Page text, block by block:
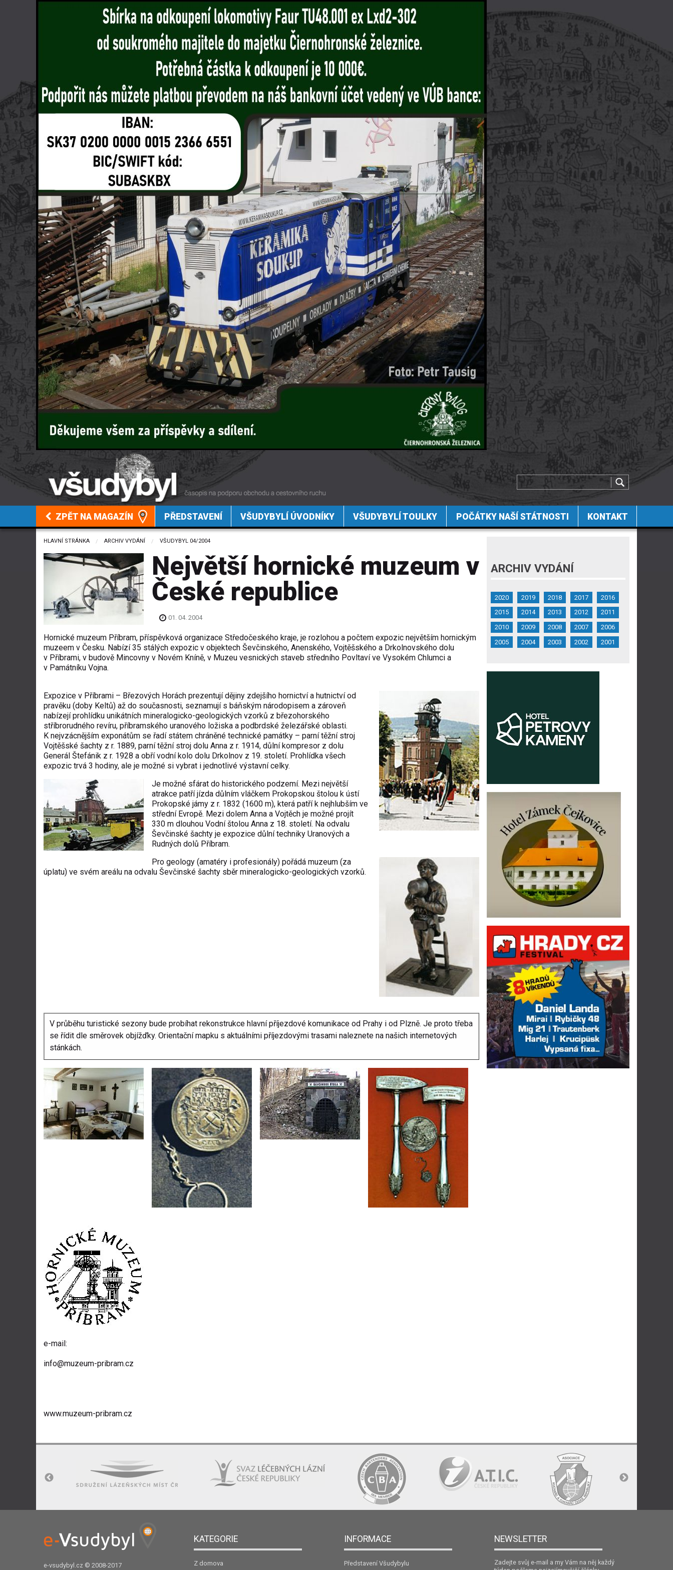
ZPĚT NA MAGAZÍN PŘEDSTAVENÍ VŠUDYBYLÍ ÚVODNÍKY VŠUDYBYLÍ TOULKY POČÁTKY NAŠÍ STÁTNOSTI KONTAKT
HLAVNÍ STRÁNKA ARCHIV VYDÁNÍ VŠUDYBYL 04/2004
Největší hornické muzeum v
České republice
01. 04. 2004
Hornické muzeum Příbram, příspěvková organizace Středočeského kraje, je rozlohou a počtem expozic největším hornickým
muzeem v Česku. Nabízí 35 stálých expozic v objektech Ševčinského, Anenského, Vojtěšského a Drkolnovského dolu
v Příbrami, v budově Mincovny v Novém Kníně, v Muzeu vesnických staveb středního Povltaví ve Vysokém Chlumci a
v Památníku Vojna.
Expozice v Příbrami – Březových Horách prezentují dějiny zdejšího hornictví a hutnictví od
pravěku (doby Keltů) až do současnosti, seznamují s báňským národopisem a zároveň
nabízejí prohlídku unikátních mineralogicko-geologických vzorků z březohorského
stříbrorudného revíru, příbramského uranového ložiska a podbrdské železářské oblasti.
K nejvzácnějším exponátům se řadí státem chráněné technické památky – parní těžní stroj
Vojtěšské šachty z r. 1889, parní těžní stroj dolu Anna z r. 1914, důlní kompresor z dolu
Generál Štefánik z r. 1928 a obří vodní kolo dolu Drkolnov z 19. století. Prohlídka všech
expozic trvá 3 hodiny, ale je možné si vybrat i jednotlivé výstavní celky.
Je možné sfárat do historického podzemí. Mezi největší
atrakce patří jízda důlním vláčkem Prokopskou štolou k ústí
Prokopské jámy z r. 1832 (1600 m), která patří k nejhlubším ve
střední Evropě. Mezi dolem Anna a Vojtěch je možné projít
330 m dlouhou Vodní štolou Anna z 18. století. Na odvalu
Ševčinské šachty je expozice důlní techniky Uranových a
Rudných dolů Příbram.
Pro geology (amatéry i profesionály) pořádá muzeum (za
úplatu) ve svém areálu na odvalu Ševčinské šachty sběr mineralogicko-geologických vzorků.
V průběhu turistické sezony bude probíhat rekonstrukce hlavní příjezdové komunikace od Prahy i od Plzně. Je proto třeba
se řídit dle směrovek objížďky. Orientační mapku s aktuálními příjezdovými trasami naleznete na našich internetových
stánkách.
e-mail:
info@muzeum-pribram.cz
www.muzeum-pribram.cz
ARCHIV VYDÁNÍ
2020 2019 2018 2017
2016
2015
2014 2013 2012
2011
2010
2009 2008 2007
2006
2005
2004 2003 2002 2001
e-vsudybyl.cz © 2008-2017
KATEGORIE
Z domova
INFORMACE
Představení Všudybylu
NEWSLETTER
Zadejte svůj e-mail a my Vám na něj každý